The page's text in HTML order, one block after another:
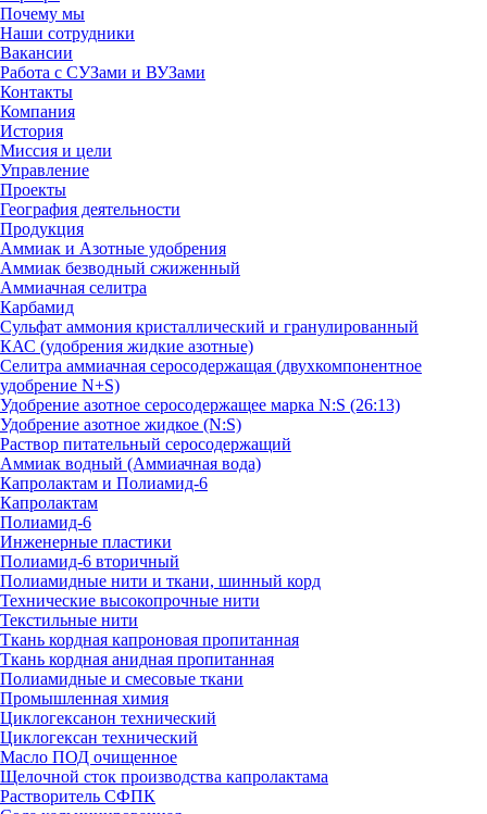
Почему мы
Наши сотрудники
Вакансии
Работа с СУЗами и ВУЗами
Контакты
Компания
История
Миссия и цели
Управление
Проекты
География деятельности
Продукция
Аммиак и Азотные удобрения
Аммиак безводный сжиженный
Аммиачная селитра
Карбамид
Сульфат аммония кристаллический и гранулированный
КАС (удобрения жидкие азотные)
Селитра аммиачная серосодержащая (двухкомпонентное
удобрение N+S)
Удобрение азотное серосодержащее марка N:S (26:13)
Удобрение азотное жидкое (N:S)
Раствор питательный серосодержащий
Аммиак водный (Аммиачная вода)
Капролактам и Полиамид-6
Капролактам
Полиамид-6
Инженерные пластики
Полиамид-6 вторичный
Полиамидные нити и ткани, шинный корд
Технические высокопрочные нити
Текстильные нити
Ткань кордная капроновая пропитанная
Ткань кордная анидная пропитанная
Полиамидные и смесовые ткани
Промышленная химия
Циклогексанон технический
Циклогексан технический
Масло ПОД очищенное
Щелочной сток производства капролактама
Растворитель СФПК